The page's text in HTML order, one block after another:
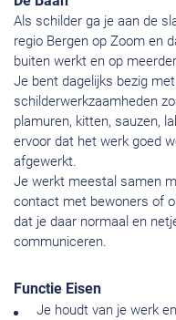
Als schilder ga je aan de
regio Bergen op Zoom en
buiten werkt en op
Je bent dagelijks bezig
schilderwerkzaamheden
plamuren, kitten, sauzen,
ervoor dat het werk goed
afgewerkt.
Je werkt meestal samen
contact met bewoners of
dat je daar normaal en
communiceren.
Functie Eisen
Je houdt van je werk